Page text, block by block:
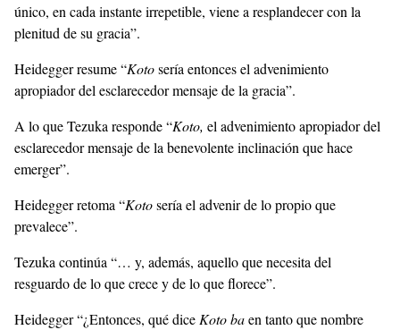
único, en cada instante irrepetible, viene a resplandecer con la
plenitud de su gracia”.
Heidegger resume “Kotosería entonces el advenimiento
apropiador del esclarecedor mensaje de la gracia”.
A lo que Tezuka responde “Koto, el advenimiento apropiador del
esclarecedor mensaje de la benevolente inclinación que hace
emerger”.
Heidegger retoma “Kotosería el advenir de lo propio que
prevalece”.
Tezuka continúa “… y, además, aquello que necesita del
resguardo de lo que crece y de lo que florece”.
Heidegger “¿Entonces, qué dice Koto baen tanto que nombre